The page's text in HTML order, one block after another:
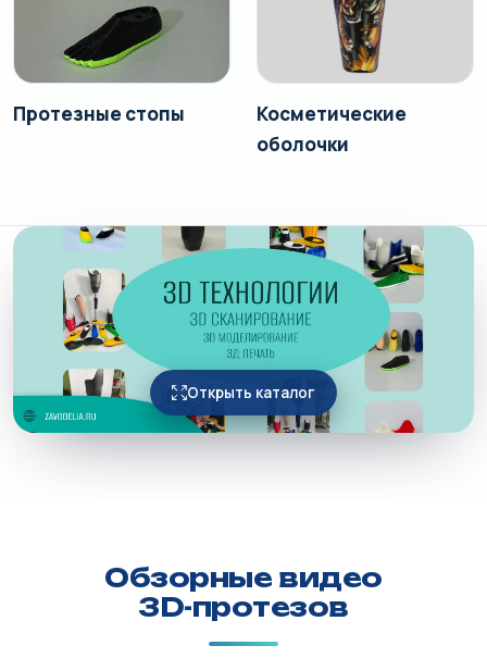
Протезные стопы
Косметические
оболочки
Открыть каталог
Обзорные видео
3D-протезов